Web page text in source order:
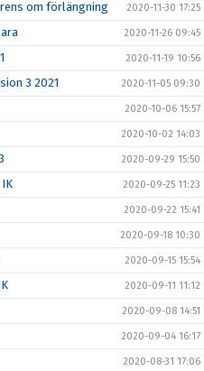
om förlängning 2020-11-30 17:25
2020-11-26 09:45
2020-11-19 10:56
3 2021 2020-11-05 09:30
2020-10-06 15:57
2020-10-02 14:03
2020-09-29 15:50
2020-09-25 11:23
2020-09-22 15:41
2020-09-18 10:30
2020-09-15 15:54
2020-09-11 11:12
2020-09-08 14:51
2020-09-04 16:17
2020-08-31 17:06